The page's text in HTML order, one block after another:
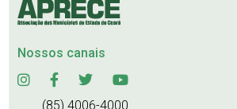
Nossos canais
(85) 4006-4000